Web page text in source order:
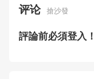
评论 搶沙發
評論前必須登入！